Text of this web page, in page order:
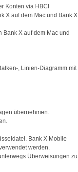
Konten via HBCI
X auf dem Mac und Bank X
X auf dem Mac und
, Linien-Diagramm mit
übernehmen.
Bank X Mobile
werden.
Überweisungen zu